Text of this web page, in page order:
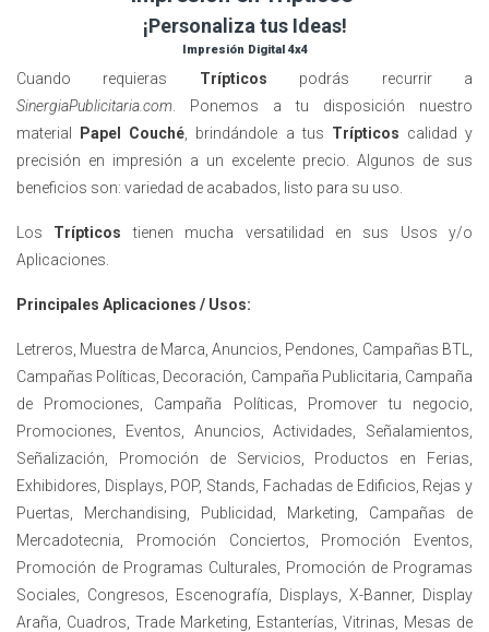
¡Personaliza tus Ideas!
Impresión Digital 4x4
Cuando requieras Trípticos podrás recurrir a
SinergiaPublicitaria.com . Ponemos a tu disposición nuestro
material
Papel Couché , brindándole a tus Trípticos calidad y
precisión en impresión a un excelente precio. Algunos de sus
beneficios son: variedad de acabados, listo para su uso.
Los Trípticos
tienen mucha versatilidad en sus Usos y/o
Aplicaciones.
Principales Aplicaciones / Usos:
Letreros, Muestra de Marca, Anuncios, Pendones, Campañas BTL,
Campañas Políticas, Decoración, Campaña Publicitaria, Campaña
de Promociones, Campaña Políticas, Promover tu negocio,
Promociones, Eventos, Anuncios, Actividades, Señalamientos,
Señalización, Promoción de Servicios, Productos en Ferias,
Exhibidores, Displays, POP, Stands, Fachadas de Edificios, Rejas y
Puertas, Merchandising, Publicidad, Marketing, Campañas de
Mercadotecnia, Promoción Conciertos, Promoción Eventos,
Promoción de Programas Culturales, Promoción de Programas
Sociales, Congresos, Escenografía, Displays, X-Banner, Display
Araña, Cuadros, Trade Marketing, Estanterías, Vitrinas, Mesas de